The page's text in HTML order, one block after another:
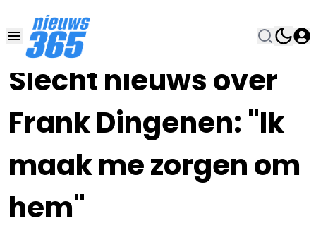
Slecht nieuws over
Frank Dingenen: "Ik
maak me zorgen om
hem"
24 JAN 2024, 19:00